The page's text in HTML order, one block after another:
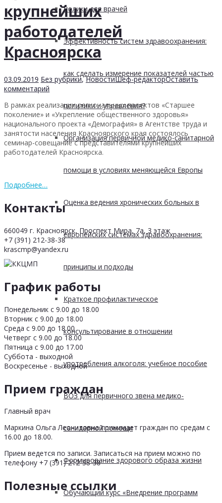
Ролики для врачей
Эффективность систем здравоохранения:
как сделать измерение показателей частью
политики и управления?
Организация первичной медико-санитарной
помощи в условиях меняющейся Европы
Оценка ведения хронических больных в
европейских системах здравоохранения:
принципы и подходы
Краткое профилактическое
консультирование в отношении
употребления алкоголя: учебное пособие
ВОЗ для первичного звена медико-
санитарной помощи
Формирование здорового образа жизни
Обучающий курс «Внедрение программ
крупнейших
работодателей
Красноярска
03.09.2019 Без рубрики,НовостиШеф-редакторОставить
комментарий
В рамках реализации региональных проектов «Старшее
поколение» и «Укрепление общественного здоровья»
национального проекта «Демография» в Агентстве труда и
занятости населения Красноярского края состоялось
семинар-совещание с представителями крупнейших
работодателей Красноярска.
Подробнее…
Контакты
660049 г. Красноярск, Проспект Мира, 7а, 3 этаж
+7 (391) 212-38-38
krascmp@yandex.ru
График работы
Понедельник с 9.00 до 18.00
Вторник с 9.00 до 18.00
Среда с 9.00 до 18.00
Четверг с 9.00 до 18.00
Пятница с 9.00 до 17.00
Суббота - выходной
Воскресенье - выходной
Прием граждан
Главный врач
Маркина Ольга Леонидовна принимает граждан по средам с
16.00 до 18.00.
Прием ведется по записи. Записаться на прием можно по
телефону +7 (391) 212-38-38
Полезные ссылки